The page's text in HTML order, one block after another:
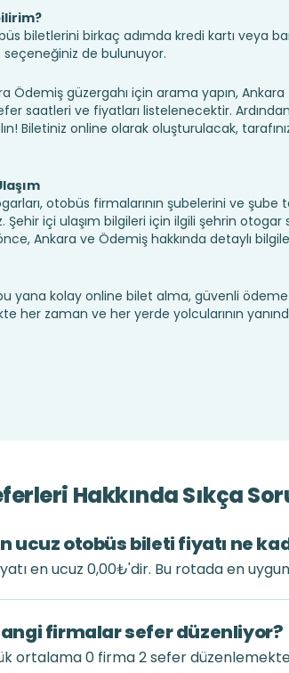
biletlerini birkaç adımda kredi kartı veya
de bulunuyor.
güzergahı için arama yapın,
saatleri ve fiyatları listelenecektir.
Biletiniz online olarak oluşturulacak,
otobüs firmalarının şubelerini ve şube
içi ulaşım bilgileri için ilgili şehrin otogar
Ankara ve Ödemiş hakkında detaylı
yana kolay online bilet alma, güvenli
her zaman ve her yerde yolcularının
Hakkında Sıkça
ucuz otobüs bileti fiyatı ne
en ucuz 0,00₺'dir. Bu rotada en
firmalar sefer düzenliyor?
ortalama 0 firma 2 sefer